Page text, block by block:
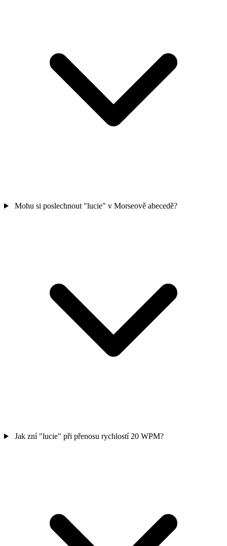
Mohu si poslechnout "lucie" v Morseově abecedě?
Jak zní "lucie" při přenosu rychlostí 20 WPM?